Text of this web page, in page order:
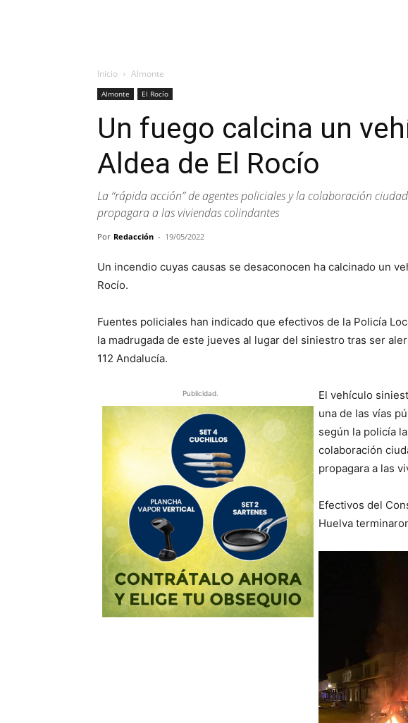
Inicio Almonte
Almonte El Rocío
Un fuego calcina un
Aldea de El Rocío
La “rápida acción” de agentes policiales y la colaboración
propagara a las viviendas colindantes
Por Redacción - 19/05/2022
Un incendio cuyas causas se desaconocen ha calcinado un
Rocío.
Fuentes policiales han indicado que efectivos de la Policía
la madrugada de este jueves al lugar del siniestro tras ser
112 Andalucía.
Publicidad.
El vehículo
una de las vías
según la policía
colaboración
propagara a las
Efectivos del
Huelva